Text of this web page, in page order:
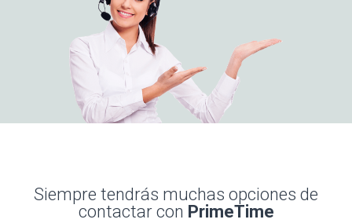
Siempre tendrás muchas opciones de
contactar con PrimeTime